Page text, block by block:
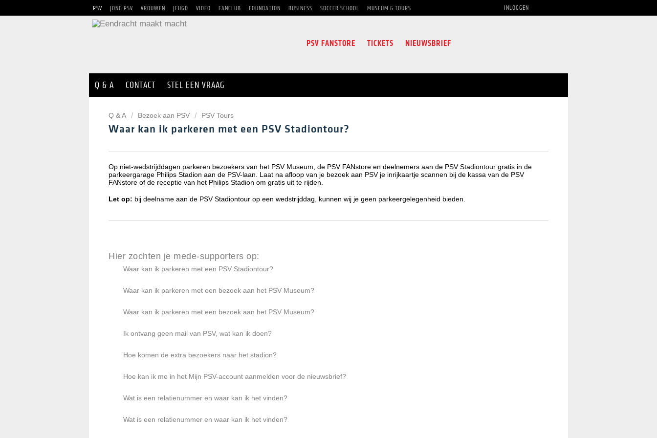
PSV JONG PSV VROUWEN JEUGD VIDEO FANCLUB FOUNDATION BUSINESS SOCCER SCHOOL MUSEUM & TOURS INLOGGEN
PSV FANSTORE TICKETS NIEUWSBRIEF
Q & A CONTACT STEL EEN VRAAG
Q & A Bezoek aan PSV PSV Tours
Waar kan ik parkeren met een PSV Stadiontour?
Op niet-wedstrijddagen parkeren bezoekers van het PSV Museum, de PSV FANstore en deelnemers aan de PSV Stadiontour gratis in de
parkeergarage Philips Stadion aan de PSV-laan. Laat na afloop van je bezoek aan PSV je inrijkaartje scannen bij de kassa van de PSV
FANstore of de receptie van het Philips Stadion om gratis uit te rijden.
Let op: bij deelname aan de PSV Stadiontour op een wedstrijddag, kunnen wij je geen parkeergelegenheid bieden.
Hier zochten je mede-supporters op:
Waar kan ik parkeren met een PSV Stadiontour?
Waar kan ik parkeren met een bezoek aan het PSV Museum?
Waar kan ik parkeren met een bezoek aan het PSV Museum?
Ik ontvang geen mail van PSV, wat kan ik doen?
Hoe komen de extra bezoekers naar het stadion?
Hoe kan ik me in het Mijn PSV-account aanmelden voor de nieuwsbrief?
Wat is een relatienummer en waar kan ik het vinden?
Wat is een relatienummer en waar kan ik het vinden?